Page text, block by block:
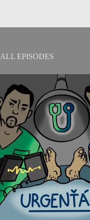
ALL EPISODES